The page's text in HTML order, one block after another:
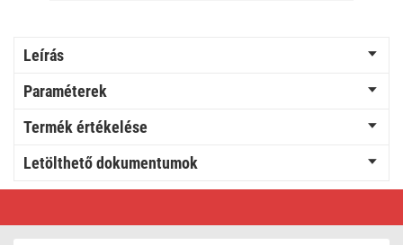
Leírás
Paraméterek
Termék értékelése
Letölthető dokumentumok